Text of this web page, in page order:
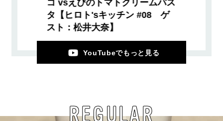
コ vsえびのトマトクリームパス
タ【ヒロト'sキッチン #08 ゲ
スト：松井大奈】
YouTubeでもっと見る
REGULAR